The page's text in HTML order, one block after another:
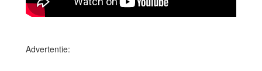
Advertentie: